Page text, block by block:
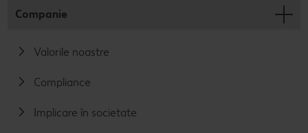
Companie
Valorile noastre
Compliance
Implicare în societate